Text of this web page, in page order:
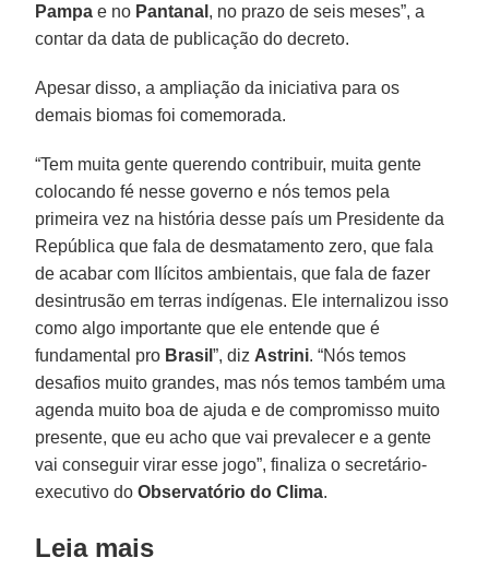
Pampa e no Pantanal , no prazo de seis meses”, a
contar da data de publicação do decreto.
Apesar disso, a ampliação da iniciativa para os
demais biomas foi comemorada.
“Tem muita gente querendo contribuir, muita gente
colocando fé nesse governo e nós temos pela
primeira vez na história desse país um Presidente da
República que fala de desmatamento zero, que fala
de acabar com Ilícitos ambientais, que fala de fazer
desintrusão em terras indígenas. Ele internalizou isso
como algo importante que ele entende que é
fundamental pro Brasil”, diz Astrini. “Nós temos
desafios muito grandes, mas nós temos também uma
agenda muito boa de ajuda e de compromisso muito
presente, que eu acho que vai prevalecer e a gente
vai conseguir virar esse jogo”, finaliza o secretário-
executivo doObservatório do Clima.
Leia mais